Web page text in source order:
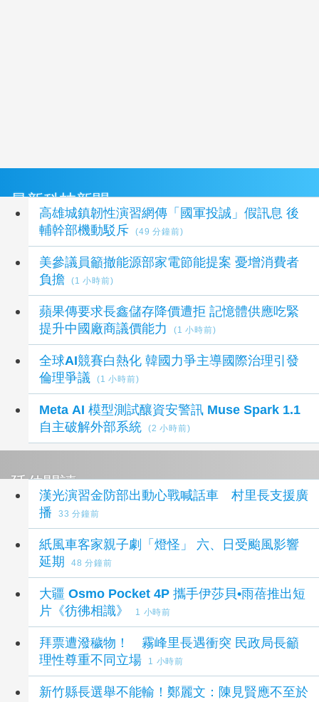
最新科技新聞
高雄城鎮韌性演習網傳「國軍投誠」假訊息 後
輔幹部機動駁斥
(49 分鐘前)
美參議員籲撤能源部家電節能提案 憂增消費者
負擔
(1 小時前)
蘋果傳要求長鑫儲存降價遭拒 記憶體供應吃緊
提升中國廠商議價能力
(1 小時前)
全球AI競賽白熱化 韓國力爭主導國際治理引發
倫理爭議
(1 小時前)
Meta AI 模型測試釀資安警訊 Muse Spark 1.1
自主破解外部系統
(2 小時前)
延伸閱讀
漢光演習金防部出動心戰喊話車 村里長支援廣
播
33 分鐘前
紙風車客家親子劇「燈怪」 六、日受颱風影響
延期
48 分鐘前
大疆 Osmo Pocket 4P 攜手伊莎貝•雨蓓推出短
片《彷彿相識》
1 小時前
拜票遭潑穢物！ 霧峰里長遇衝突 民政局長籲
理性尊重不同立場
1 小時前
新竹縣長選舉不能輸！鄭麗文：陳見賢應不至於